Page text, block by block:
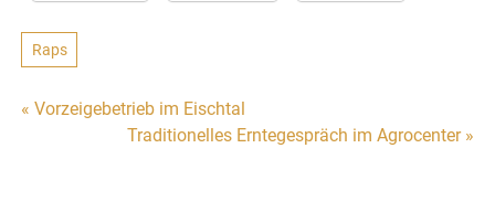
Raps
Beitragsnavigation
« Vorzeigebetrieb im Eischtal
Traditionelles Erntegespräch im Agrocenter »